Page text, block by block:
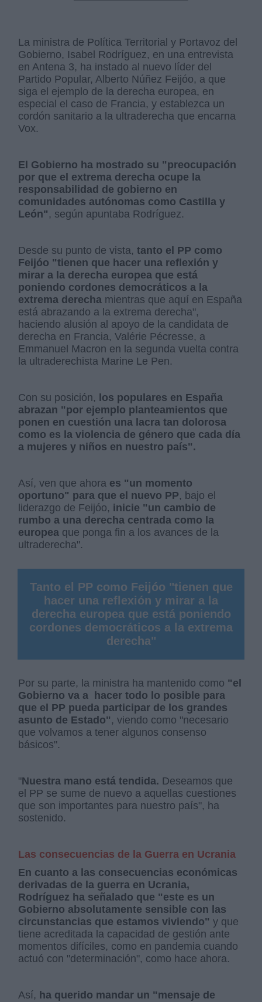
La ministra de Política Territorial y Portavoz del
Gobierno, Isabel Rodríguez, en una entrevista
en Antena 3, ha instado al nuevo líder del
Partido Popular, Alberto Núñez Feijóo, a que
siga el ejemplo de la derecha europea, en
especial el caso de Francia, y establezca un
cordón sanitario a la ultraderecha que encarna
Vox.
El Gobierno ha mostrado su "preocupación
por que el extrema derecha ocupe la
responsabilidad de gobierno en
comunidades autónomas como Castilla y
León" , según apuntaba Rodríguez.
Desde su punto de vista,tanto el PP como
Feijóo "tienen que hacer una reflexión y
mirar a la derecha europea que está
poniendo cordones democráticos a la
extrema derecha mientras que aquí en España
está abrazando a la extrema derecha",
haciendo alusión al apoyo de la candidata de
derecha en Francia, Valérie Pécresse, a
Emmanuel Macron en la segunda vuelta contra
la ultraderechista Marine Le Pen.
Con su posición, los populares en España
abrazan "por ejemplo planteamientos que
ponen en cuestión una lacra tan dolorosa
como es la violencia de género que cada día
a mujeres y niños en nuestro país".
Así, ven que ahora es "un momento
oportuno" para que el nuevo PP, bajo el
liderazgo de Feijóo, inicie "un cambio de
rumbo a una derecha centrada como la
europea que ponga fin a los avances de la
ultraderecha".
Tanto el PP como Feijóo "tienen que
hacer una reflexión y mirar a la
derecha europea que está poniendo
cordones democráticos a la extrema
derecha"
Por su parte, la ministra ha mantenido como "el
Gobierno va a hacer todo lo posible para
que el PP pueda participar de los grandes
asunto de Estado" , viendo como "necesario
que volvamos a tener algunos consenso
básicos".
"Nuestra mano está tendida. Deseamos que
el PP se sume de nuevo a aquellas cuestiones
que son importantes para nuestro país", ha
sostenido.
Las consecuencias de la Guerra en Ucrania
En cuanto a las consecuencias económicas
derivadas de la guerra en Ucrania,
Rodríguez ha señalado que "este es un
Gobierno absolutamente sensible con las
circunstancias que estamos viviendo" y que
tiene acreditada la capacidad de gestión ante
momentos difíciles, como en pandemia cuando
actuó con "determinación", como hace ahora.
Así, ha querido mandar un "mensaje de